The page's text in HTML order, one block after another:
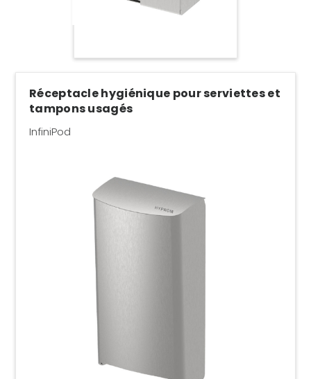
Réceptacle hygiénique pour serviettes et
tampons usagés
InfiniPod